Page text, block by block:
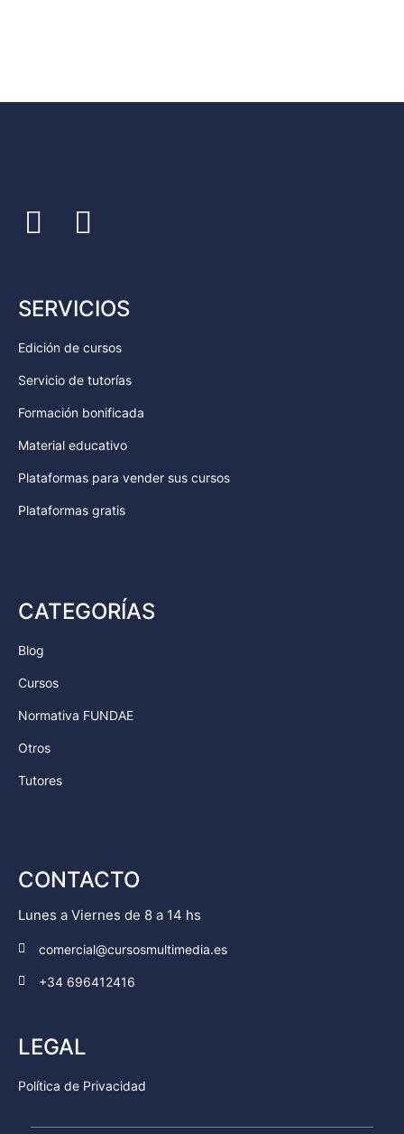
SERVICIOS
Edición de cursos
Servicio de tutorías
Formación bonificada
Material educativo
Plataformas para vender sus cursos
Plataformas gratis
CATEGORÍAS
Blog
Cursos
Normativa FUNDAE
Otros
Tutores
CONTACTO
Lunes a Viernes de 8 a 14 hs
comercial@cursosmultimedia.es
+34 696412416
LEGAL
Política de Privacidad